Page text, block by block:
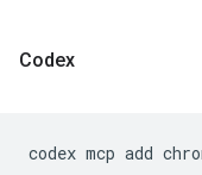
Codex
codex mcp add